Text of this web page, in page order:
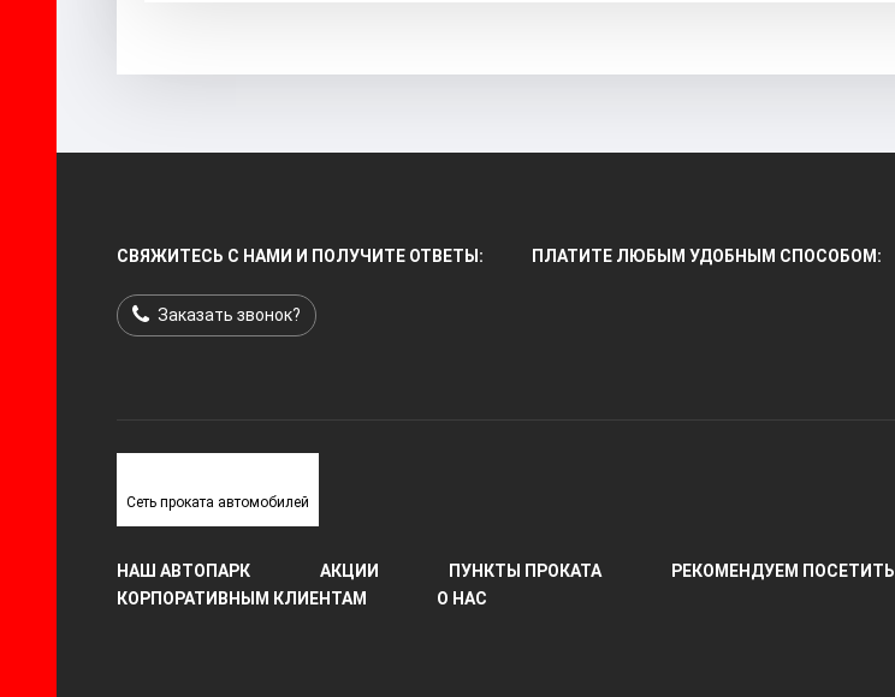
СВЯЖИТЕСЬ С НАМИ И ПОЛУЧИТЕ ОТВЕТЫ:
Заказать звонок?
ПЛАТИТЕ ЛЮБЫМ УДОБНЫМ СПОСОБОМ:
Сеть проката автомобилей
НАШ АВТОПАРК АКЦИИ ПУНКТЫ ПРОКАТА РЕКОМЕНДУЕМ ПОСЕТИТЬ
КОРПОРАТИВНЫМ КЛИЕНТАМ
О НАС